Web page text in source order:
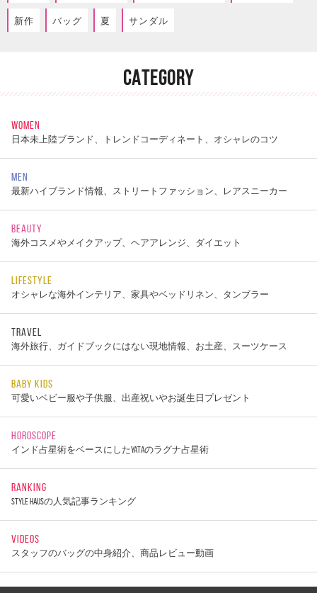
新作 バッグ 夏 サンダル
CATEGORY
WOMEN
日本未上陸ブランド、トレンドコーディネート、オシャレのコツ
MEN
最新ハイブランド情報、ストリートファッション、レアスニーカー
BEAUTY
海外コスメやメイクアップ、ヘアアレンジ、ダイエット
LIFESTYLE
オシャレな海外インテリア、家具やベッドリネン、タンブラー
TRAVEL
海外旅行、ガイドブックにはない現地情報、お土産、スーツケース
BABY KIDS
可愛いベビー服や子供服、出産祝いやお誕生日プレゼント
HOROSCOPE
インド占星術をベースにしたYATAのラグナ占星術
RANKING
STYLE HAUSの人気記事ランキング
VIDEOS
スタッフのバッグの中身紹介、商品レビュー動画